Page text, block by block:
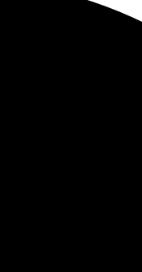
Качество
оформить заказ.